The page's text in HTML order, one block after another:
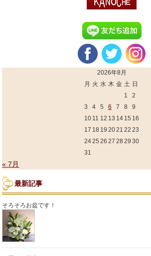
2026年8月
月 火 水 木 金 土 日
1
2
3
4 5 6 7 8
9
10 11 12 13 14 15 16
17 18 19 2021 22 23
2425 26 27 28 29 30
31
« 7月
最新記事
そろそろお盆です！